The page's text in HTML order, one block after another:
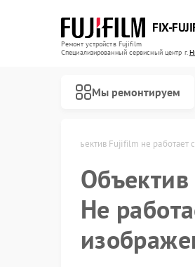
FIX-
Ремонт устройств Fujifilm
Специализированный cервисный центр г.
Мы ремонтируем
Объектив Fujifilm не
Объектив
Не